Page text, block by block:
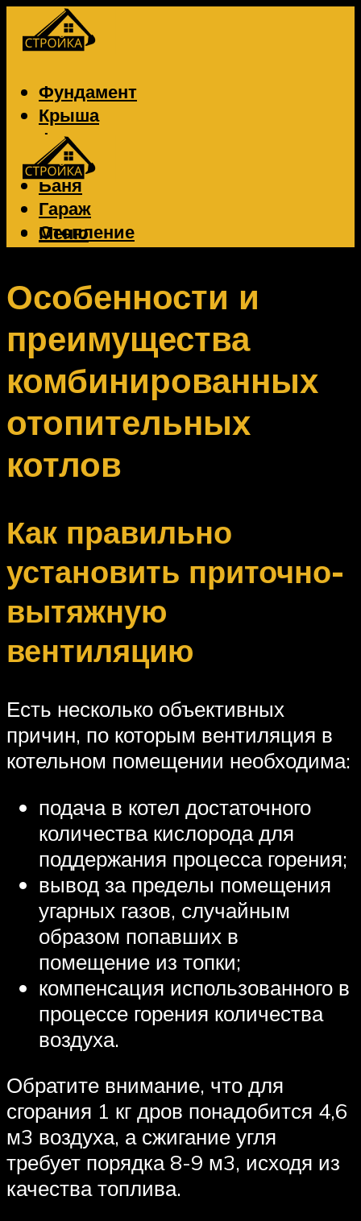
Фундамент
Крыша
Фасад
Забор
Баня
Гараж
Отопление
Вентиляция
Меню
Меню
Особенности и
преимущества
комбинированных
отопительных
котлов
Как правильно
установить приточно-
вытяжную
вентиляцию
Есть несколько объективных
причин, по которым вентиляция в
котельном помещении необходима:
подача в котел достаточного
количества кислорода для
поддержания процесса горения;
вывод за пределы помещения
угарных газов, случайным
образом попавших в
помещение из топки;
компенсация использованного в
процессе горения количества
воздуха.
Обратите внимание, что для
сгорания 1 кг дров понадобится 4,6
м3 воздуха, а сжигание угля
требует порядка 8-9 м3, исходя из
качества топлива.